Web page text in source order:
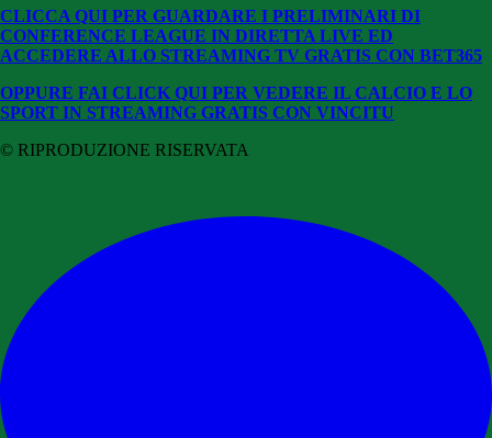
CLICCA QUI PER GUARDARE I PRELIMINARI DI
CONFERENCE LEAGUE IN DIRETTA LIVE ED
ACCEDERE ALLO STREAMING TV GRATIS CON BET365
OPPURE FAI CLICK QUI PER VEDERE IL CALCIO E LO
SPORT IN STREAMING GRATIS CON VINCITU
© RIPRODUZIONE RISERVATA